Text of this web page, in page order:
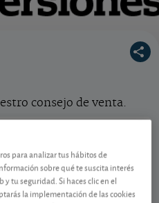
consejo de venta.
Ver detalladamente
para analizar tus hábitos de
sobre qué te suscita interés
tu seguridad. Si haces clic en el
la implementación de las cookies